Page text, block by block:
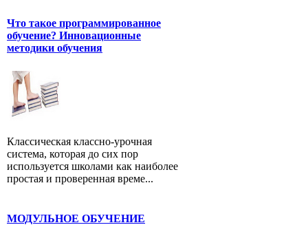
Что такое программированное
обучение? Инновационные
методики обучения
Классическая классно-урочная
система, которая до сих пор
используется школами как наиболее
простая и проверенная време...
МОДУЛЬНОЕ ОБУЧЕНИЕ